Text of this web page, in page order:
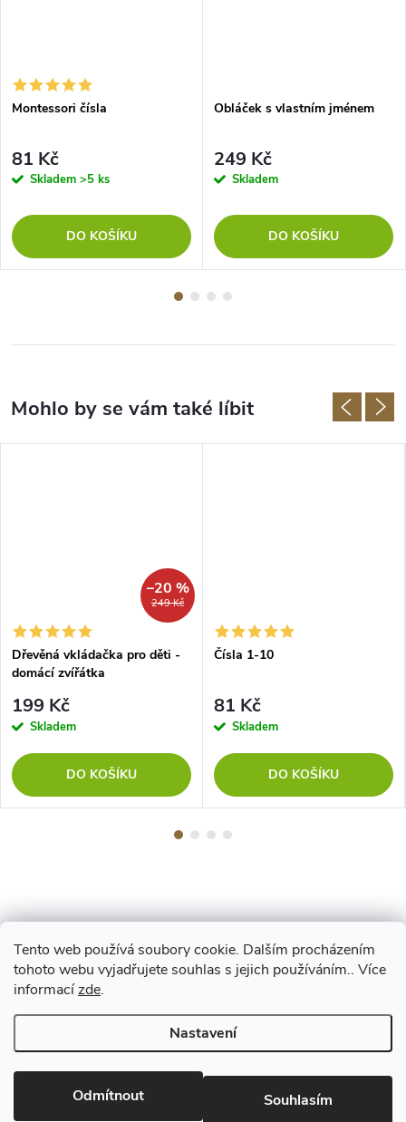
Tento web používá soubory cookie. Dalším procházením
tohoto webu vyjadřujete souhlas s jejich používáním.. Více
informacízde.
Nastavení
Odmítnout Souhlasím
Montessori čísla
81 Kč
Skladem >5 ks
DO KOŠÍKU
Obláček s vlastním jménem
249 Kč
Skladem
DO KOŠÍKU
249 Kč
–20 %
Dřevěná vkládačka pro děti -
domácí zvířátka
199 Kč
Skladem
DO KOŠÍKU
Čísla 1-10
81 Kč
Skladem
DO KOŠÍKU
Z
á
p
a
Copyright 2026www.vyrejeme.cz. Všechna práva vyhrazena.Upravit
nastavení cookies